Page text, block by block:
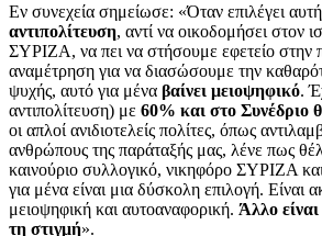
Εν συνεχεία σημείωσε: «Όταν επιλέγει
αντιπολίτευση, αντί να οικοδομήσει στον
ΣΥΡΙΖΑ, να πει να στήσουμε εφετείο στην
αναμέτρηση για να διασώσουμε την
ψυχής, αυτό για μένα βαίνει μειοψηφικό.
αντιπολίτευση) με 60% και στο Συνέδριο
οι απλοί ανιδιοτελείς πολίτες, όπως
ανθρώπους της παράταξής μας, λένε πως
καινούριο συλλογικό, νικηφόρο ΣΥΡΙΖΑ
για μένα είναι μια δύσκολη επιλογή. Είναι
μειοψηφική και αυτοαναφορική. Άλλο
τη στιγμή».